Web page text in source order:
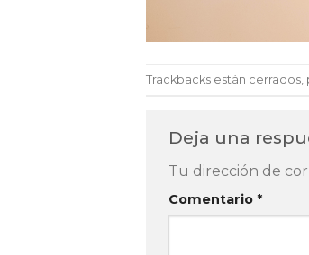
Trackbacks están
Deja una
Tu dirección de
Comentario *